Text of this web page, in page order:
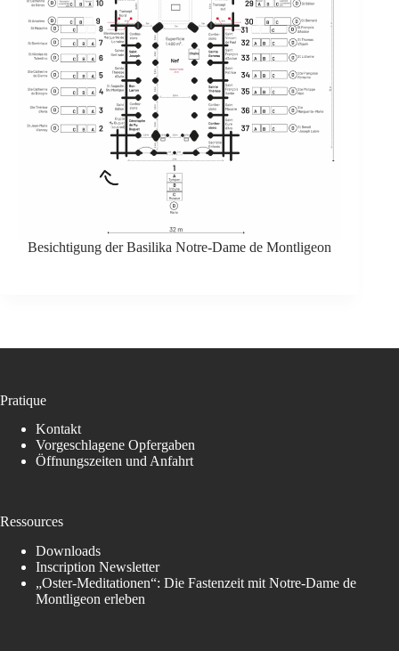
Besichtigung der Basilika Notre-Dame de Montligeon
Pratique
Kontakt
Vorgeschlagene Opfergaben
Öffnungszeiten und Anfahrt
Ressources
Downloads
Inscription Newsletter
„Oster-Meditationen“: Die Fastenzeit mit Notre-Dame de
Montligeon erleben